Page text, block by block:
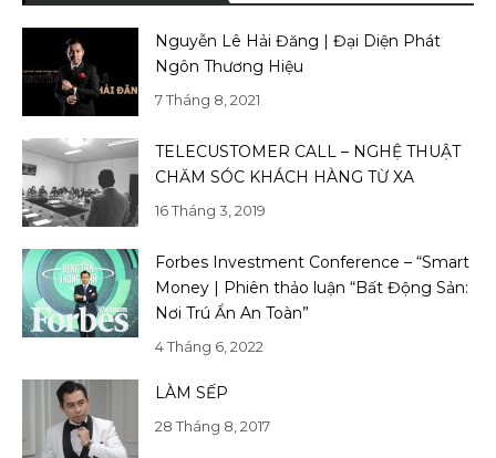
Nguyễn Lê Hải Đăng | Đại Diện Phát
Ngôn Thương Hiệu
7 Tháng 8, 2021
TELECUSTOMER CALL – NGHỆ THUẬT
CHĂM SÓC KHÁCH HÀNG TỪ XA
16 Tháng 3, 2019
Forbes Investment Conference – “Smart
Money | Phiên thảo luận “Bất Động Sản:
Nơi Trú Ẩn An Toàn”
4 Tháng 6, 2022
LÀM SẾP
28 Tháng 8, 2017